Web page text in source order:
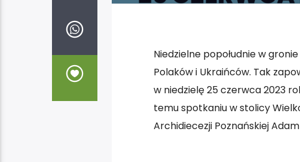
Niedzielne popołudnie w
Polaków i Ukraińców. Tak
w niedzielę 25 czerwca 2023
temu spotkaniu w stolicy
Archidiecezji Poznańskiej